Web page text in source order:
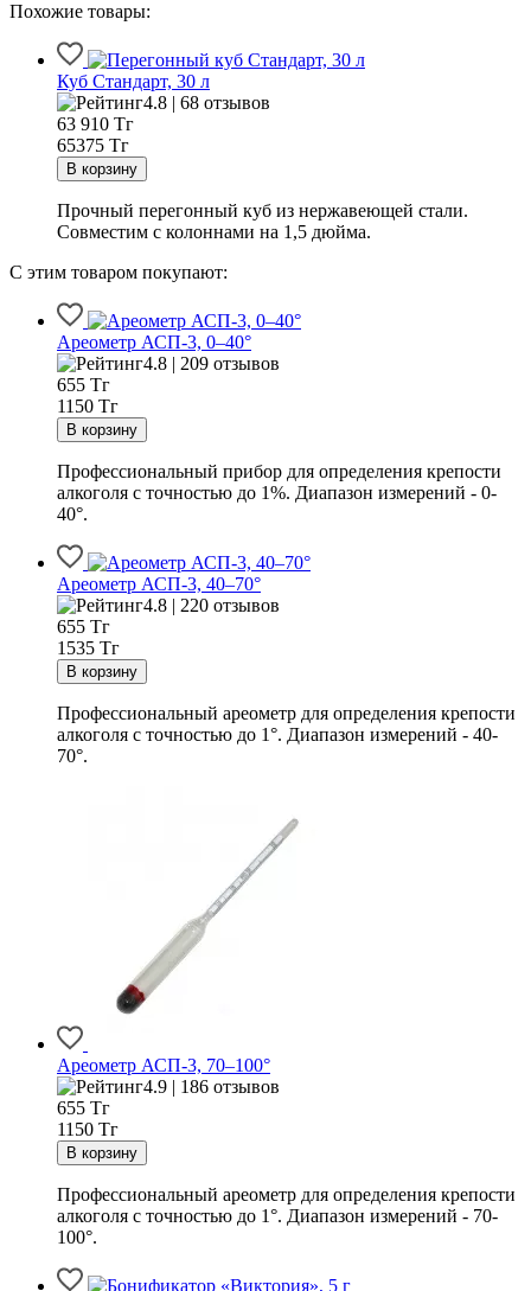
Похожие товары:
Куб Стандарт, 30 л
4.8 | 68 отзывов
63 910 Тг
65375 Тг
Прочный перегонный куб из нержавеющей стали.
Совместим с колоннами на 1,5 дюйма.
С этим товаром покупают:
Ареометр АСП-3, 0–40°
4.8 | 209 отзывов
655 Тг
1150 Тг
Профессиональный прибор для определения крепости
алкоголя с точностью до 1%. Диапазон измерений - 0-
40°.
Ареометр АСП-3, 40–70°
4.8 | 220 отзывов
655 Тг
1535 Тг
Профессиональный ареометр для определения крепости
алкоголя с точностью до 1°. Диапазон измерений - 40-
70°.
Ареометр АСП-3, 70–100°
4.9 | 186 отзывов
655 Тг
1150 Тг
Профессиональный ареометр для определения крепости
алкоголя с точностью до 1°. Диапазон измерений - 70-
100°.